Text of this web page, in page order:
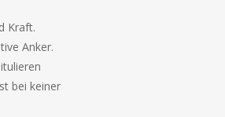
Kraft.
Anker.
bei keiner